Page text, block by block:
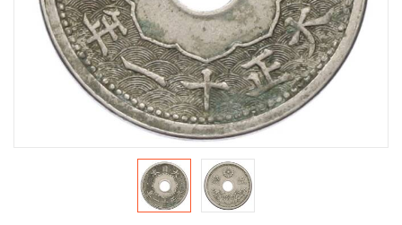
Юбилейные монеты Банка России (с 1999 года)
Памятные и инвестиционные монеты СССР и России
Иностранные монеты
Неофициальные выпуски монет (Unusual)
Античные и средневековые монеты